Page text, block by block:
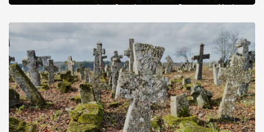
поховали на цвинтарі, який тоді називався Замковим. Нині на
ньому чимало хрестів 19 століття, є такі, де епітафії стер […]